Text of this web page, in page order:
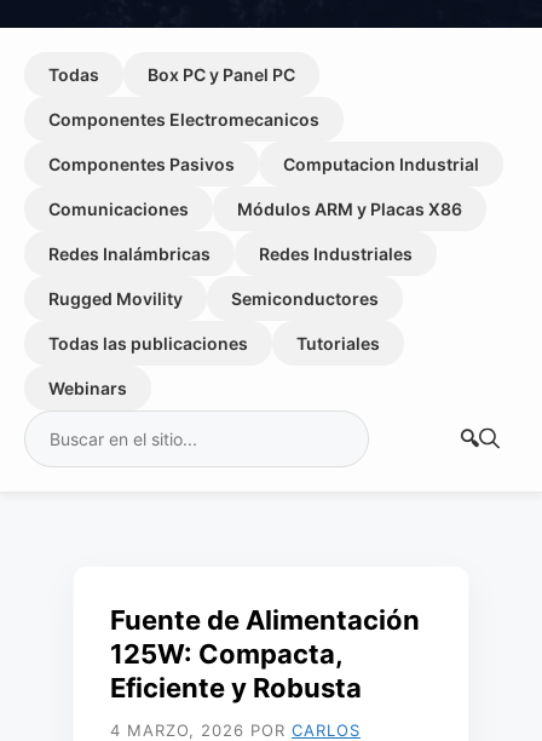
Todas Box PC y Panel PC
Componentes Electromecanicos
Componentes Pasivos Computacion Industrial
Comunicaciones Módulos ARM y Placas X86
Redes Inalámbricas Redes Industriales
Rugged Movility Semiconductores
Todas las publicaciones Tutoriales
Webinars
Buscar:
Fuente de Alimentación
125W: Compacta,
Eficiente y Robusta
4 MARZO, 2026 POR CARLOS